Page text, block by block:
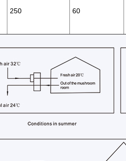
250 60